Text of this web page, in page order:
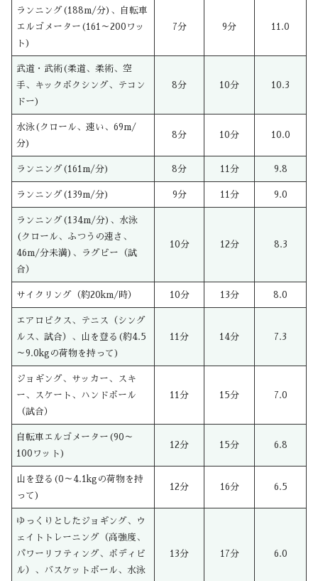
ランニング(188m/分)、自転車
エルゴメーター(161～200ワッ
ト)
7分 9分 11.0
武道・武術(柔道、柔術、空
手、キックボクシング、テコン
ドー)
8分 10分 10.3
水泳(クロール、速い、69m/
分)
8分 10分 10.0
ランニング(161m/分) 8分 11分 9.8
ランニング(139m/分) 9分 11分 9.0
ランニング(134m/分)、水泳
(クロール、ふつうの速さ、
46m/分未満)、ラグビー（試
合）
10分 12分 8.3
サイクリング（約20km/時） 10分 13分 8.0
エアロビクス、テニス（シング
ルス、試合）、山を登る(約4.5
～9.0kgの荷物を持って)
11分 14分 7.3
ジョギング、サッカー、スキ
ー、スケート、ハンドボール
（試合）
11分 15分 7.0
自転車エルゴメーター(90～
100ワット)
12分 15分 6.8
山を登る(0～4.1kgの荷物を持
って)
12分 16分 6.5
ゆっくりとしたジョギング、ウ
ェイトトレーニング（高強度、
パワーリフティング、ボディビ
ル）、バスケットボール、水泳
13分 17分 6.0